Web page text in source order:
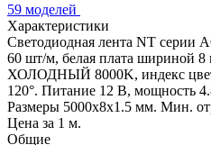
59 моделей
Характеристики
Светодиодная лента NT серии
60 шт/м, белая плата шириной 8
ХОЛОДНЫЙ 8000K, индекс
120°. Питание 12 В, мощность
Размеры 5000x8x1.5 мм. Мин.
Цена за 1 м.
Общие